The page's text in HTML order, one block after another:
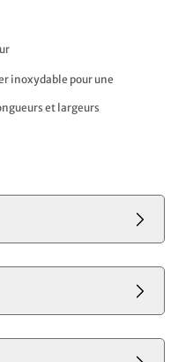
inoxydable pour une
et largeurs